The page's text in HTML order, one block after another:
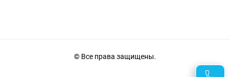
© Все права защищены.